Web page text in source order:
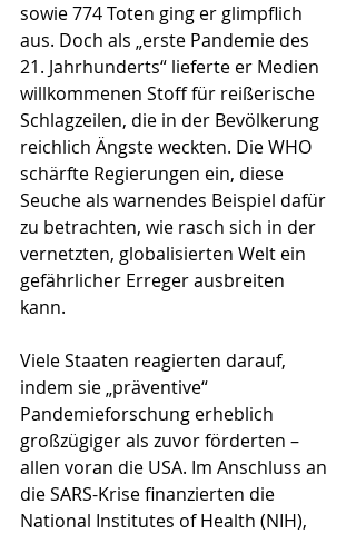
sowie 774 Toten ging er glimpflich
aus. Doch als „erste Pandemie des
21. Jahrhunderts“ lieferte er Medien
willkommenen Stoff für reißerische
Schlagzeilen, die in der Bevölkerung
reich­lich Ängste weckten. Die WHO
schärfte Regierungen ein, diese
Seuche als warnendes Beispiel dafür
zu betrachten, wie rasch sich in der
vernetzten, globalisier­ten Welt ein
gefährlicher Erreger ausbreiten
kann.
Viele Staaten reagierten darauf,
indem sie „präventive“
Pandemieforschung erheblich
großzügiger als zuvor förderten –
allen voran die USA. Im Anschluss an
die SARS-Krise finanzierten die
National Institutes of Health (NIH),